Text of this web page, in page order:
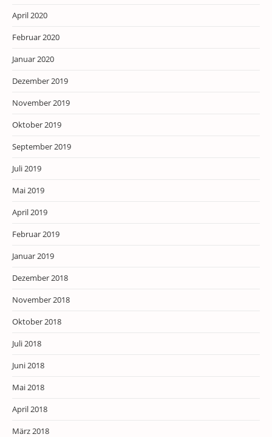
April 2020
Februar 2020
Januar 2020
Dezember 2019
November 2019
Oktober 2019
September 2019
Juli 2019
Mai 2019
April 2019
Februar 2019
Januar 2019
Dezember 2018
November 2018
Oktober 2018
Juli 2018
Juni 2018
Mai 2018
April 2018
März 2018